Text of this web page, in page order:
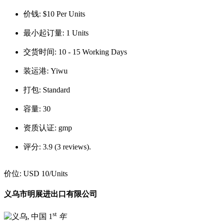
价钱: $10 Per Units
最小起订量: 1 Units
交货时间: 10 - 15 Working Days
装运港: Yiwu
打包: Standard
容量: 30
资质认证: gmp
评分: 3.9 (3 reviews).
价位: USD 10/Units
义乌市明展进出口有限公司
1 st 年